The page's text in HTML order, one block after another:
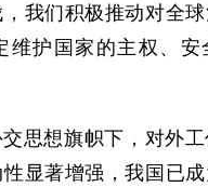
我们积极推动对全
维护国家的主权、安
思想旗帜下，对外
显著增强，我国已